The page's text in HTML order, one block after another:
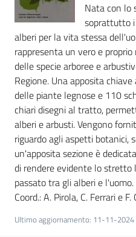
Nata con lo
soprattutto
alberi per la vita stessa
rappresenta un vero e
delle specie arboree e
Regione. Una apposita
delle piante legnose e 110
chiari disegni al tratto,
alberi e arbusti. Vengono
riguardo agli aspetti botanici,
un'apposita sezione è
di rendere evidente lo stretto
passato tra gli alberi e l'uomo.
Coord.: A. Pirola, C. Ferrari e
Ultimo aggiornamento: 11-11-2024